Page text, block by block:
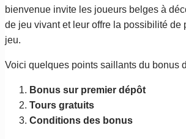
bienvenue invite les joueurs belges à
de jeu vivant et leur offre la possibilité de
jeu.
Voici quelques points saillants du bonus
Bonus sur premier dépôt
Tours gratuits
Conditions des bonus